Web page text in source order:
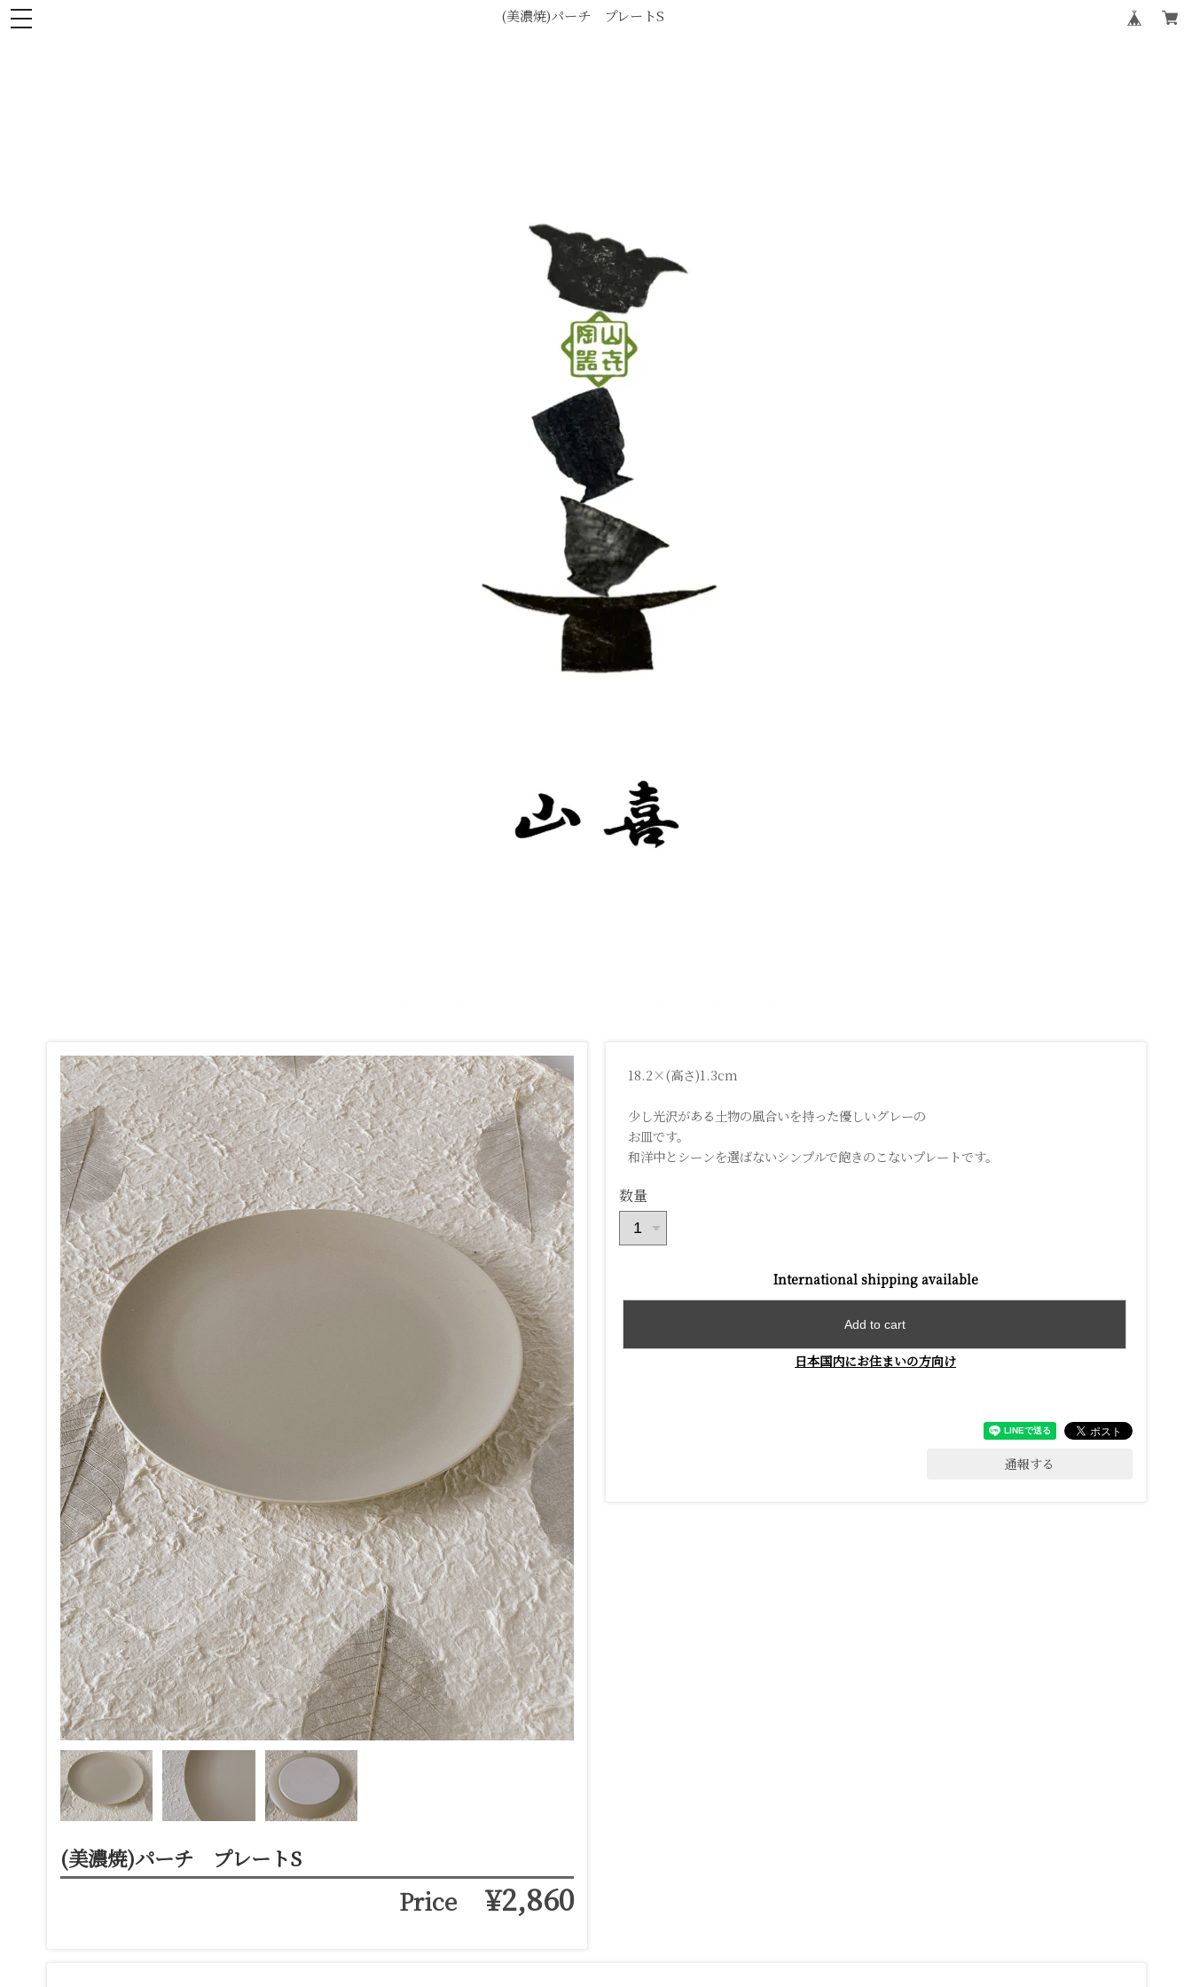
(美濃焼)パーチ プレートS
(美濃焼)パーチ プレートS
Price¥2,860
18.2×(高さ)1.3cm
少し光沢がある土物の風合いを持った優しいグレーの
お皿です。
和洋中とシーンを選ばないシンプルで飽きのこないプレートです。
数量
International shipping available
Add to cart
日本国内にお住まいの方向け
通報する